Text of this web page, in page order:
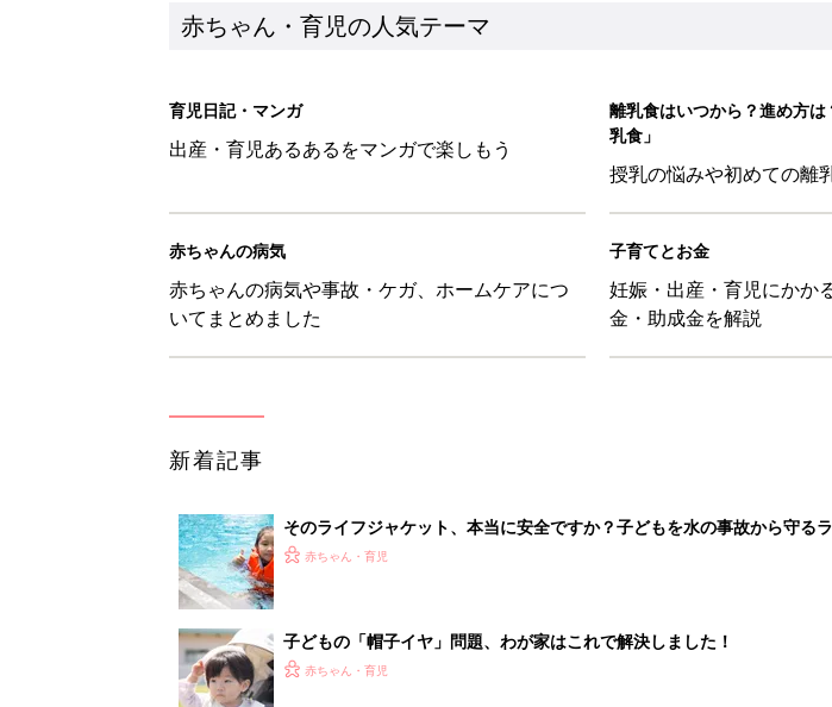
赤ちゃん・育児の人気テーマ
育児日記・マンガ
出産・育児あるあるをマンガで楽しもう
離乳食はいつから？進め方
乳食」
授乳の悩みや初めての離
赤ちゃんの病気
赤ちゃんの病気や事故・ケガ、ホームケアにつ
いてまとめました
子育てとお金
妊娠・出産・育児にかか
金・助成金を解説
新着記事
そのライフジャケット、本当に安全ですか？子どもを水の事故から守る
きにはここに注意を！【専門家】
赤ちゃん・育児
子どもの「帽子イヤ」問題、わが家はこれで解決しました！
赤ちゃん・育児